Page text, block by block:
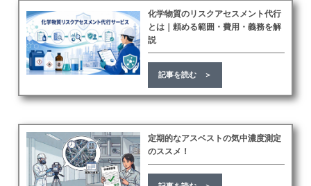
化学物質のリスクアセスメント代行
とは｜頼める範囲・費用・義務を解
説
記事を読む ＞
定期的なアスベストの気中濃度測定
のススメ！